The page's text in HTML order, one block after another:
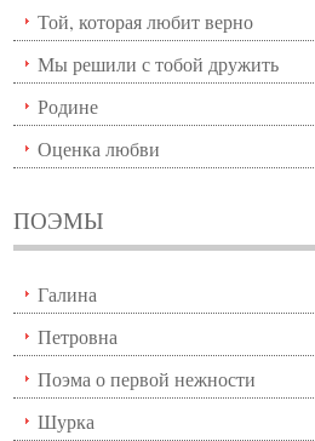
Той, которая любит верно
Мы решили с тобой дружить
Родине
Оценка любви
ПОЭМЫ
Галина
Петровна
Поэма о первой нежности
Шурка